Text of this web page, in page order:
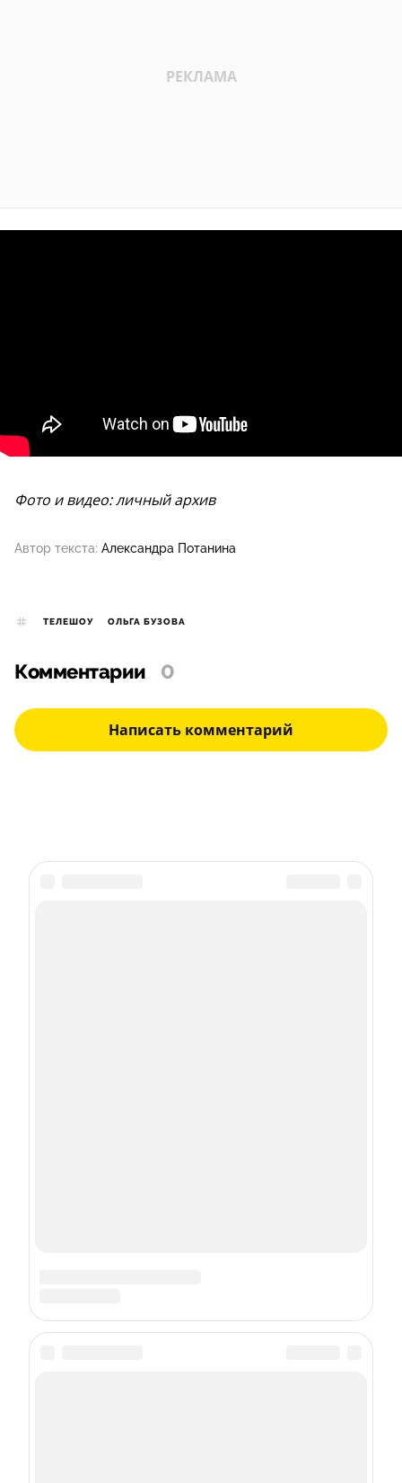
Фото и видео: личный архив
Автор текста: Александра Потанина
ТЕЛЕШОУ ОЛЬГА БУЗОВА
Комментарии 0
Написать комментарий